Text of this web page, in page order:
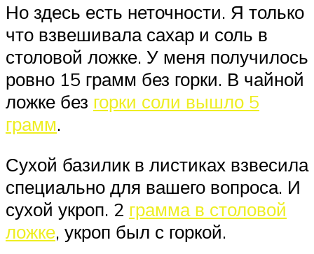
Но здесь есть неточности. Я только
что взвешивала сахар и соль в
столовой ложке. У меня получилось
ровно 15 грамм без горки. В чайной
ложке без горки соли вышло 5
грамм.
Сухой базилик в листиках взвесила
специально для вашего вопроса. И
сухой укроп. 2 грамма в столовой
ложке, укроп был с горкой.